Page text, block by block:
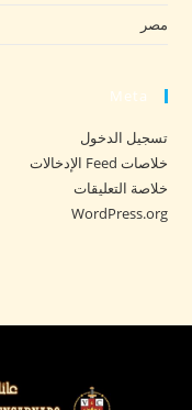
مصر
Meta
تسجيل الدخول
خلاصات Feed الإدخالات
خلاصة التعليقات
WordPress.org